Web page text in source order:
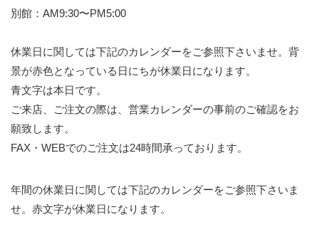
別館：AM9:30〜PM5:00
休業⽇に関しては下記のカレンダーをご参照下さいませ。背
景が赤色となっている日にちが休業⽇になります。
青文字は本日です。
ご来店、ご注⽂の際は、営業カレンダーの事前のご確認をお
願致します。
FAX・WEBでのご注⽂は24時間承っております。
年間の休業日に関しては下記のカレンダーをご参照下さいま
せ。赤文字が休業日になります。